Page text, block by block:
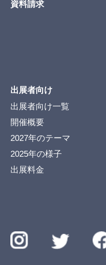
資料請求
出展者向け
出展者向け一覧
開催概要
2027年のテーマ
2025年の様子
出展料金